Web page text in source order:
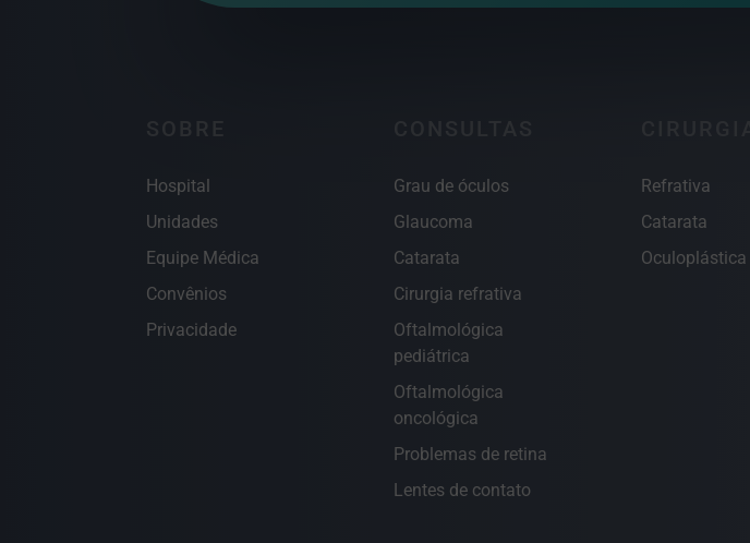
Hospital
Unidades
Equipe Médica
Convênios
Privacidade
Grau de óculos
Glaucoma
Catarata
Cirurgia refrativa
Oftalmológica
pediátrica
Oftalmológica
oncológica
Problemas de retina
Lentes de contato
Refrativa
Catarata
Oculoplástica